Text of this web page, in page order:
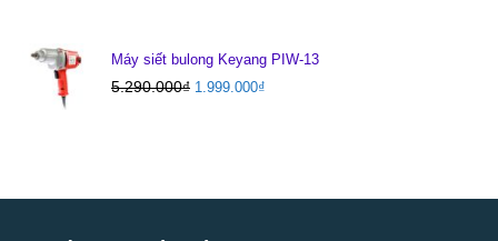
Máy siết bulong Keyang PIW-13
5.290.000₫ 1.999.000₫